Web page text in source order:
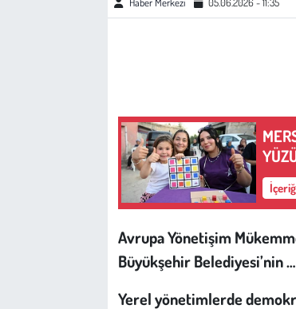
Haber Merkezi 05.06.2026 - 11:35
Avrupa Yönetişim
Büyükşehir Belediyesi’nin …
Yerel yönetimlerde
Günün İçinden